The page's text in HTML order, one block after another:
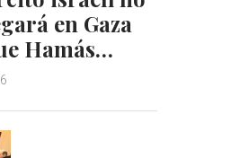
en Gaza
Hamás…